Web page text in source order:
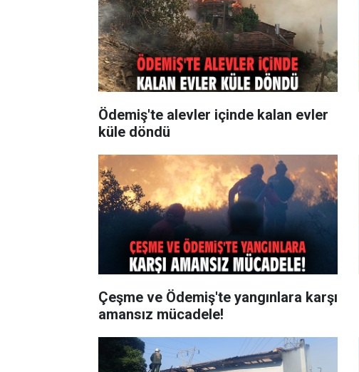
Ödemiş'te alevler içinde kalan evler
küle döndü
Çeşme ve Ödemiş'te yangınlara karşı
amansız mücadele!